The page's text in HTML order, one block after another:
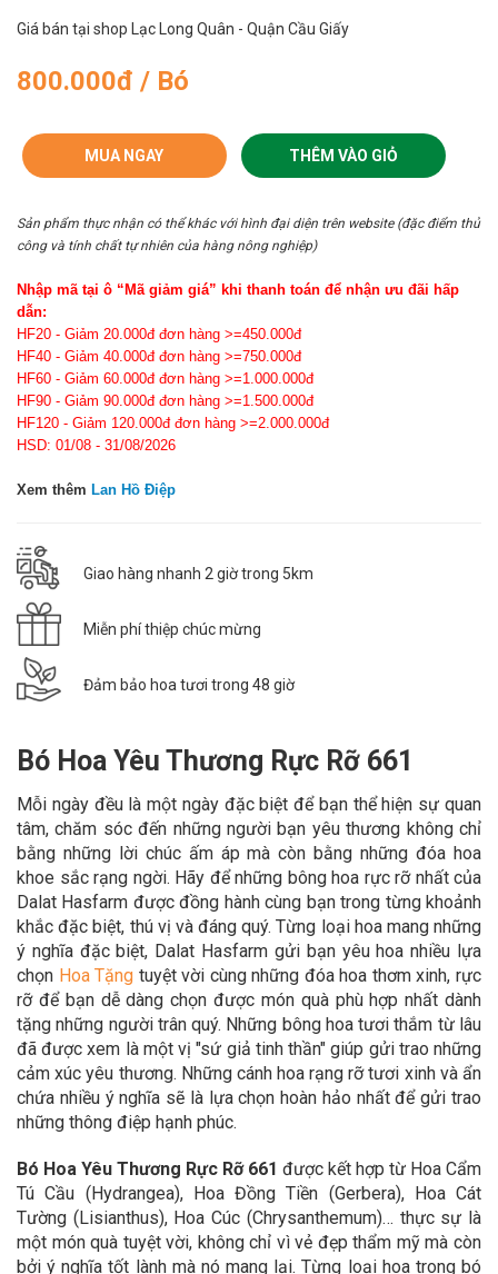
Giá bán tại shop Lạc Long Quân - Quận Cầu Giấy
800.000đ / Bó
MUA NGAY THÊM VÀO GIỎ
Sản phẩm thực nhận có thể khác với hình đại diện trên website (đặc điểm thủ
công và tính chất tự nhiên của hàng nông nghiệp)
Nhập mã tại ô “Mã giảm giá” khi thanh toán để nhận ưu đãi hấp
dẫn:
HF20 - Giảm 20.000đ đơn hàng >=450.000đ
HF40 - Giảm 40.000đ đơn hàng >=750.000đ
HF60 - Giảm 60.000đ đơn hàng >=1.000.000đ
HF90 - Giảm 90.000đ đơn hàng >=1.500.000đ
HF120 - Giảm 120.000đ đơn hàng >=2.000.000đ
HSD: 01/08 - 31/08/2026
Xem thêm Lan Hồ Điệp
Giao hàng nhanh 2 giờ trong 5km
Miễn phí thiệp chúc mừng
Đảm bảo hoa tươi trong 48 giờ
Bó Hoa Yêu Thương Rực Rỡ 661
Mỗi ngày đều là một ngày đặc biệt để bạn thể hiện sự quan
tâm, chăm sóc đến những người bạn yêu thương không chỉ
bằng những lời chúc ấm áp mà còn bằng những đóa hoa
khoe sắc rạng ngời. Hãy đểnhững bông hoa rực rỡ nhất của
Dalat Hasfarm được đồng hành cùng bạn trong từng khoảnh
khắc đặc biệt, thú vị và đáng quý. Từng loại hoa mang những
ý nghĩa đặc biệt, Dalat Hasfarm gửi bạn yêu hoa nhiều lựa
chọn Hoa Tặng tuyệt vời cùng những đóa hoa thơm xinh, rực
rỡ để bạn dễ dàng chọn được món quà phù hợp nhất dành
tặng những người trân quý. Những bông hoa tươi thắm từ lâu
đã được xem là một vị "sứ giả tinh thần" giúp gửi trao những
cảm xúc yêu thương. Những cánh hoa rạng rỡ tươi xinh và ẩn
chứa nhiều ý nghĩa sẽ là lựa chọn hoàn hảo nhất để gửi trao
những thông điệp hạnh phúc.
Bó Hoa Yêu Thương Rực Rỡ 661 được kết hợp từ Hoa Cẩm
Tú Cầu (Hydrangea), Hoa Đồng Tiền (Gerbera), Hoa Cát
Tường (Lisianthus), Hoa Cúc (Chrysanthemum)… thực sự là
một món quà tuyệt vời, không chỉ vì vẻ đẹp thẩm mỹ mà còn
bởi ý nghĩa tốt lành mà nó mang lại. Từng loại hoa trong bó